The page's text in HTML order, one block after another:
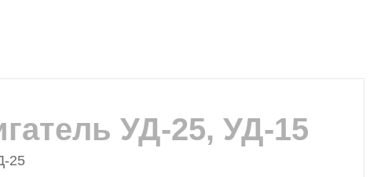
УД-25, УД-15
25